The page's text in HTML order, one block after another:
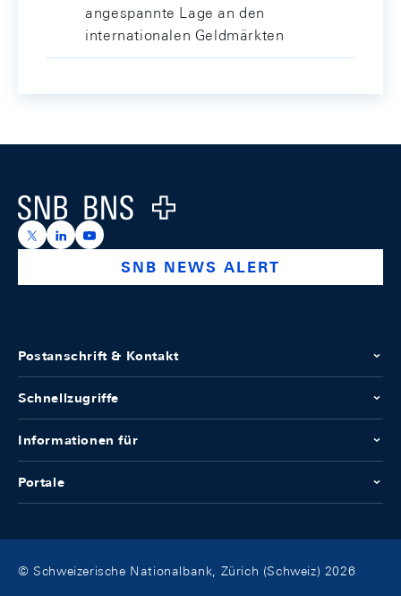
angespannte Lage an den
internationalen Geldmärkten
Logo
https://x.com/snb_bns
https://ch.linkedin.com/company/swiss-national-
https://www.youtube.com/@swissnationalbank
SNB NEWS ALERT
Postanschrift & Kontakt
Schnellzugriffe
Informationen für
Portale
© Schweizerische Nationalbank, Zürich (Schweiz) 2026